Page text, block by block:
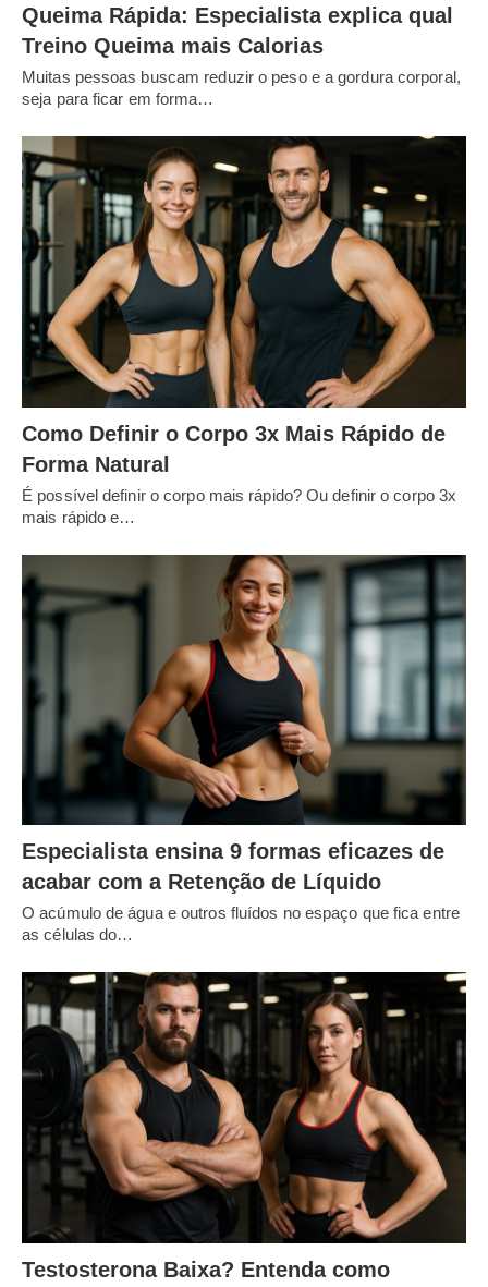
Queima Rápida: Especialista explica qual
Treino Queima mais Calorias
Muitas pessoas buscam reduzir o peso e a gordura corporal,
seja para ficar em forma…
Como Definir o Corpo 3x Mais Rápido de
Forma Natural
É possível definir o corpo mais rápido? Ou definir o corpo 3x
mais rápido e…
Especialista ensina 9 formas eficazes de
acabar com a Retenção de Líquido
O acúmulo de água e outros fluídos no espaço que fica entre
as células do…
Testosterona Baixa? Entenda como